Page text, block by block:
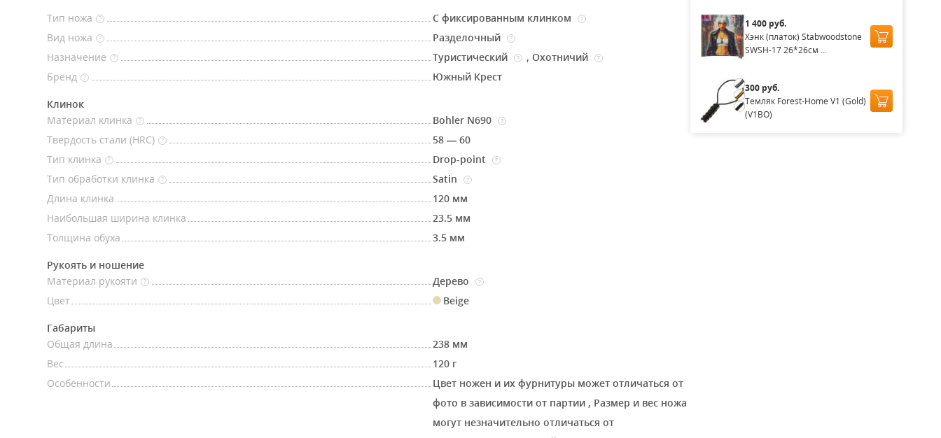
Тип ножа ? С фиксированным клинком ?
Вид ножа ? Разделочный ?
Назначение ? Туристический ? ,Охотничий ?
Бренд ? Южный Крест
Клинок
Материал клинка
? Bohler N690 ?
Твердость стали (HRC) ?
58 — 60
Тип клинка
? Drop-point ?
Тип обработки клинка ? Satin ?
Длина клинка
120 мм
Наибольшая ширина клинка
23.5 мм
Толщина обуха
3.5 мм
Рукоять и ношение
Материал рукояти
? Дерево ?
Цвет Beige
Габариты
Общая длина
238 мм
Вес
120 г
Особенности
Цвет ножен и их фурнитуры может отличаться от
фото в зависимости от партии , Размер и вес ножа
могут незначительно отличаться от
1 400 руб.
Хэнк (платок) Stabwoodstone
SWSH-17 26*26см ...
300 руб.
Темляк Forest-Home V1 (Gold)
(V1BO)